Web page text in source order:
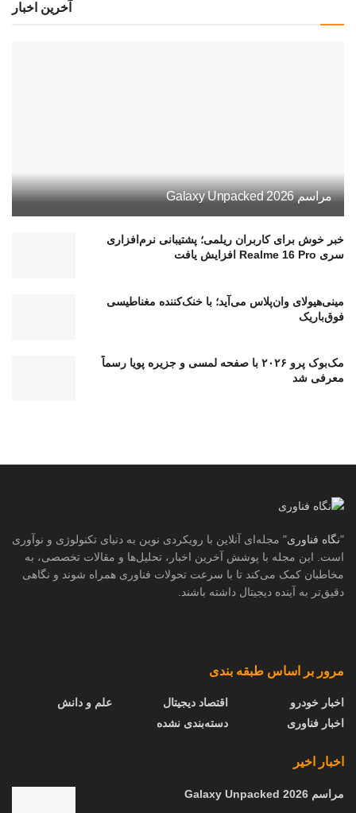
آخرین اخبار
مراسم Galaxy Unpacked 2026
خبر خوش برای کاربران ریلمی؛ پشتیبانی نرم‌افزاری
سری Realme 16 Pro افزایش یافت
مینی‌هیولای وان‌پلاس می‌آید؛ با خنک‌کننده مغناطیسی
فوق‌باریک
مک‌بوک پرو ۲۰۲۶ با صفحه لمسی و جزیره پویا رسماً
معرفی شد
"نگاه فناوری" مجله‌ای آنلاین با رویکردی نوین به دنیای تکنولوژی و نوآوری
است. این مجله با پوشش آخرین اخبار، تحلیل‌ها و مقالات تخصصی، به
مخاطبان کمک می‌کند تا با سرعت تحولات فناوری همراه شوند و نگاهی
دقیق‌تر به آینده دیجیتال داشته باشند.
مرور بر اساس طبقه بندی
اخبار خودرو
اخبار فناوری
اقتصاد دیجیتال
دسته‌بندی نشده
علم و دانش
اخبار اخیر
مراسم Galaxy Unpacked 2026